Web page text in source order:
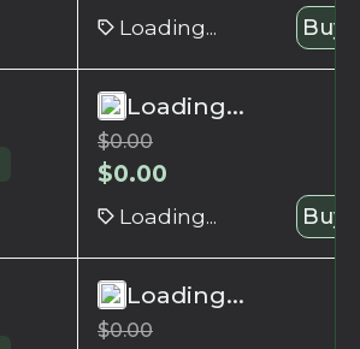
Loading... Buy
Loading...
$0.00
$0.00
Loading... Buy
Loading...
$0.00